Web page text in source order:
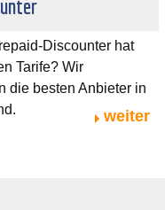
Discounter hat
Tarife? Wir
die besten Anbieter in
weiter